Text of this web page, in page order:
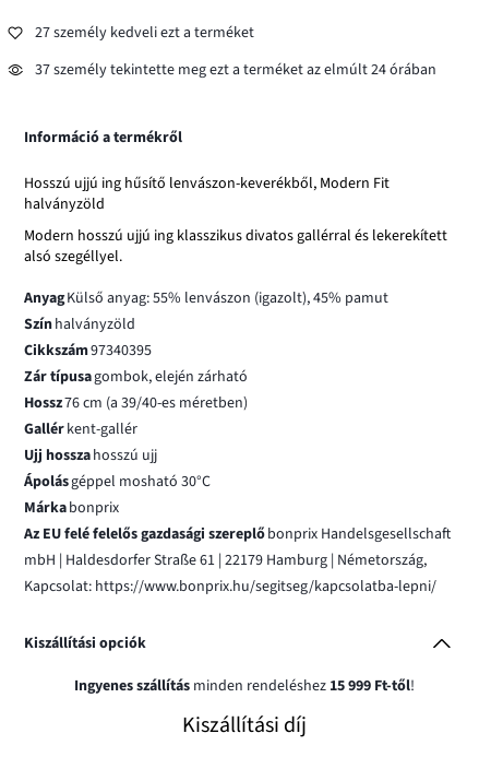
27 személy kedveli ezt a terméket
37 személy tekintette meg ezt a terméket az elmúlt 24 órában
Információ a termékről
Hosszú ujjú ing hűsítő lenvászon-keverékből, Modern Fit
halványzöld
Modern hosszú ujjú ing klasszikus divatos gallérral és lekerekített
alsó szegéllyel.
AnyagKülső anyag: 55% lenvászon (igazolt), 45% pamut
Színhalványzöld
Cikkszám97340395
Zár típusagombok, elején zárható
Hossz76 cm (a 39/40-es méretben)
Gallérkent-gallér
Ujj hosszahosszú ujj
Ápolásgéppel mosható 30°C
Márkabonprix
Az EU felé felelős gazdasági szereplőbonprix Handelsgesellschaft
mbH | Haldesdorfer Straße 61 | 22179 Hamburg | Németország,
Kapcsolat: https://www.bonprix.hu/segitseg/kapcsolatba-lepni/
Kiszállítási opciók
Ingyenes szállításminden rendeléshez 15 999 Ft-től!
Kiszállítási díj